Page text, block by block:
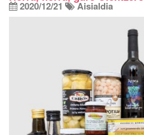
2020/12/21 Aisialdia